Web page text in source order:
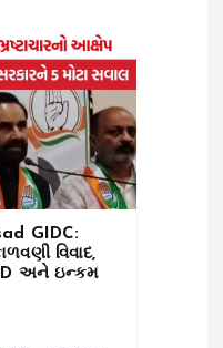
GIDC:
વિવાદ,
અને ઇન્કમ